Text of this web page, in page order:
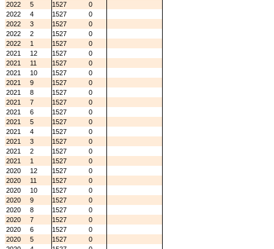
2022
5 1527
0
2022
4 1527
0
2022
3 1527
0
2022
2 1527
0
2022
1 1527
0
2021
12 1527
0
2021
11 1527
0
2021
10 1527
0
2021
9 1527
0
2021
8 1527
0
2021
7 1527
0
2021
6 1527
0
2021
5 1527
0
2021
4 1527
0
2021
3 1527
0
2021
2 1527
0
2021
1 1527
0
2020
12 1527
0
2020
11 1527
0
2020
10 1527
0
2020
9 1527
0
2020
8 1527
0
2020
7 1527
0
2020
6 1527
0
2020
5 1527
0